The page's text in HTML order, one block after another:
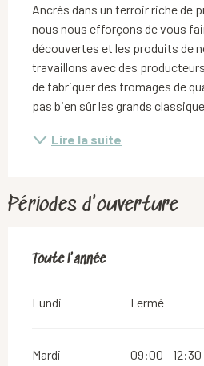
Ancrés dans un terroir riche de
nous nous efforçons de vous
découvertes et les produits de
travaillons avec des
de fabriquer des fromages de
pas bien sûr les grands
Lire la suite
Périodes d'ouverture
Toute l'année
Toute l'année
Lundi Fermé
Mardi 09:00 - 12:30